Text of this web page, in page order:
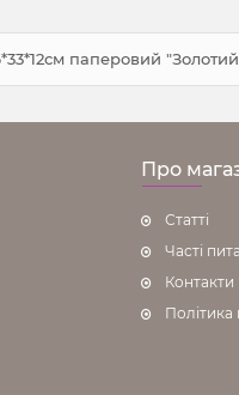
паперовий
Про
Статті
Часті
Контакти
Політика